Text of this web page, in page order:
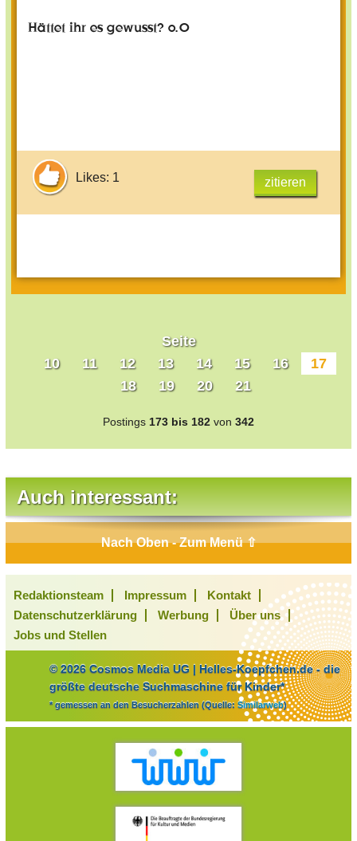
Hättet ihr es gewusst? o.O
Likes: 1 zitieren
Seite
10
11 12 13 14 15 16
17
18
19 20 21
Postings 173 bis 182 von 342
Auch interessant:
Nach Oben - Zum Menü ⇧
Redaktionsteam Impressum
Kontakt
Datenschutzerklärung
Werbung
Über uns
Jobs und Stellen
© 2026 Cosmos Media UG | Helles-Koepfchen.de - die
größte deutsche Suchmaschine für Kinder*
* gemessen an den Besucherzahlen (Quelle: Similarweb)